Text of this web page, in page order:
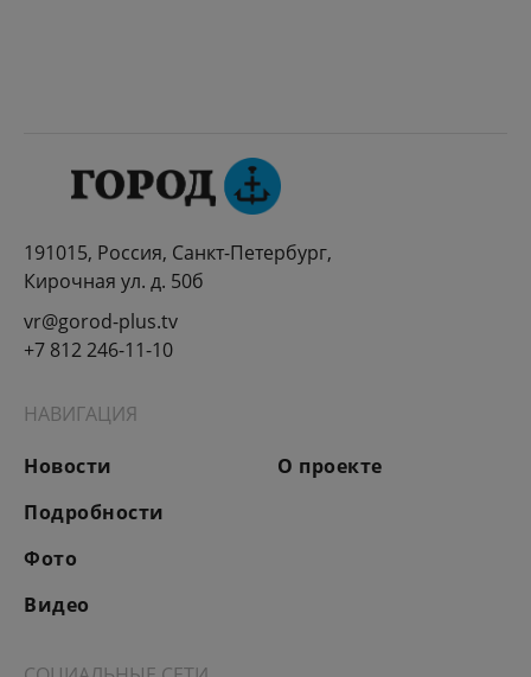
191015, Россия, Санкт-Петербург,
Кирочная ул. д. 50б
vr@gorod-plus.tv
+7 812 246-11-10
НАВИГАЦИЯ
Новости
Подробности
Фото
Видео
О проекте